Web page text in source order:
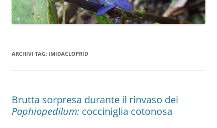
ARCHIVI TAG: IMIDACLOPRID
Brutta sorpresa durante il rinvaso dei
Paphiopedilum: cocciniglia cotonosa